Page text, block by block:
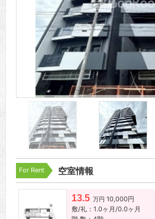
For Rent 空室情報
13.5 万円 10,000円
敷/礼：1.0ヶ月/0.0ヶ月